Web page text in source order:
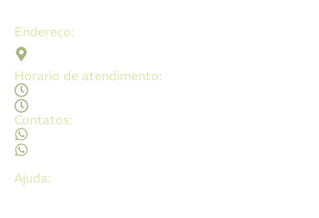
Endereço:
Horario de atendimento:
Contatos:
Ajuda: